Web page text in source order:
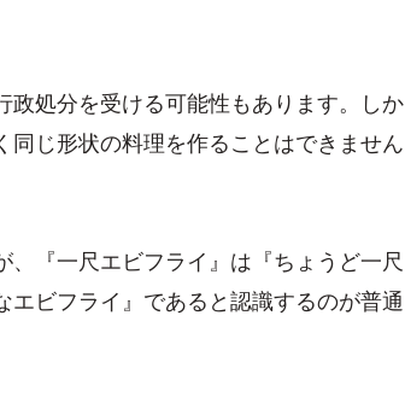
処分を受ける可能性もあります。しか
同じ形状の料理を作ることはできません
『一尺エビフライ』は『ちょうど一尺
ビフライ』であると認識するのが普通